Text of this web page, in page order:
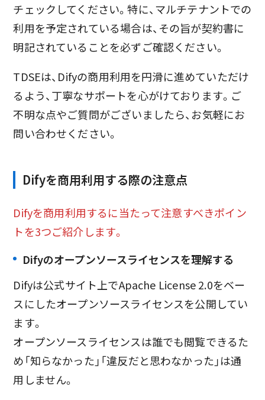
チェックしてください。特に、マルチテナントでの
利用を予定されている場合は、その旨が契約書に
明記されていることを必ずご確認ください。
TDSEは、Difyの商用利用を円滑に進めていただけ
るよう、丁寧なサポートを心がけております。ご
不明な点やご質問がございましたら、お気軽にお
問い合わせください。
Difyを商用利用する際の注意点
Difyを商用利用するに当たって注意すべきポイン
トを3つご紹介します。
Difyのオープンソースライセンスを理解する
Difyは公式サイト上でApache License 2.0をベー
スにしたオープンソースライセンスを公開してい
ます。
オープンソースライセンスは誰でも閲覧できるた
め「知らなかった」「違反だと思わなかった」は通
用しません。